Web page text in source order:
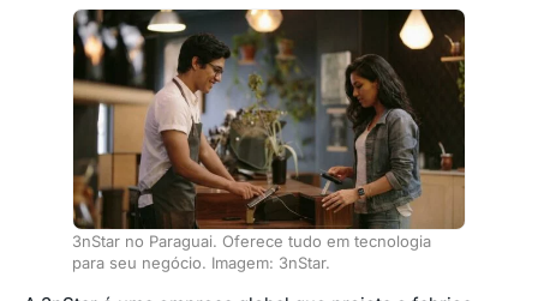
3nStar no Paraguai. Oferece tudo em tecnologia
para seu negócio. Imagem: 3nStar.